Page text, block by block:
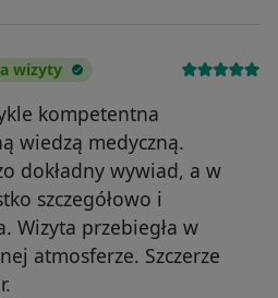
wizyty
kompetentna
wiedzą medyczną.
dokładny wywiad, a w
szczegółowo i
Wizyta przebiegła w
atmosferze. Szczerze